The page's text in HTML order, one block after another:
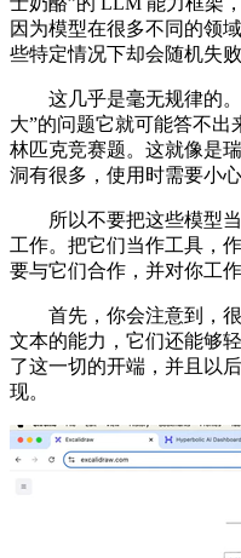
因为模型在很多不同的领
些特定情况下却会随机失败
这几乎是毫无规律的。
大”的问题它就可能答不
林匹克竞赛题。这就像是
洞有很多，使用时需要小
所以不要把这些模型当
工作。把它们当作工具，
要与它们合作，并对你工
首先，你会注意到，很
文本的能力，它们还能够
了这一切的开端，并且以
现。